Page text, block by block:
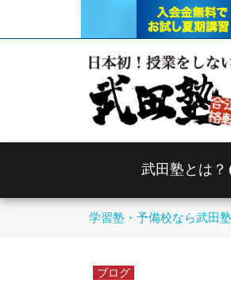
武田塾とは？
学習塾・予備校なら武田塾
ブログ